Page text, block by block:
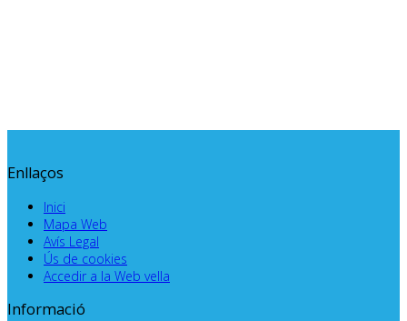
Enllaços
Inici
Mapa Web
Avís Legal
Ús de cookies
Accedir a la Web vella
Informació